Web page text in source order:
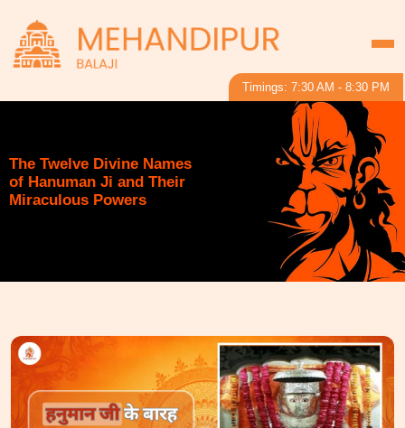
Timings: 7:30 AM - 8:30 PM
The Twelve Divine Names
of Hanuman Ji and Their
Miraculous Powers